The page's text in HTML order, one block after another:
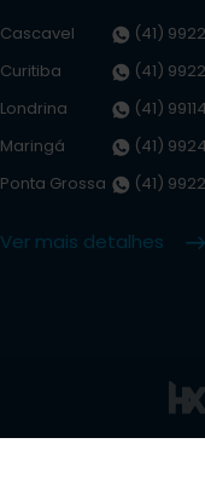
Cascavel
(41)
Curitiba
(41)
Londrina
(41)
Maringá
(41)
Ponta Grossa
(41)
Ver mais detalhes